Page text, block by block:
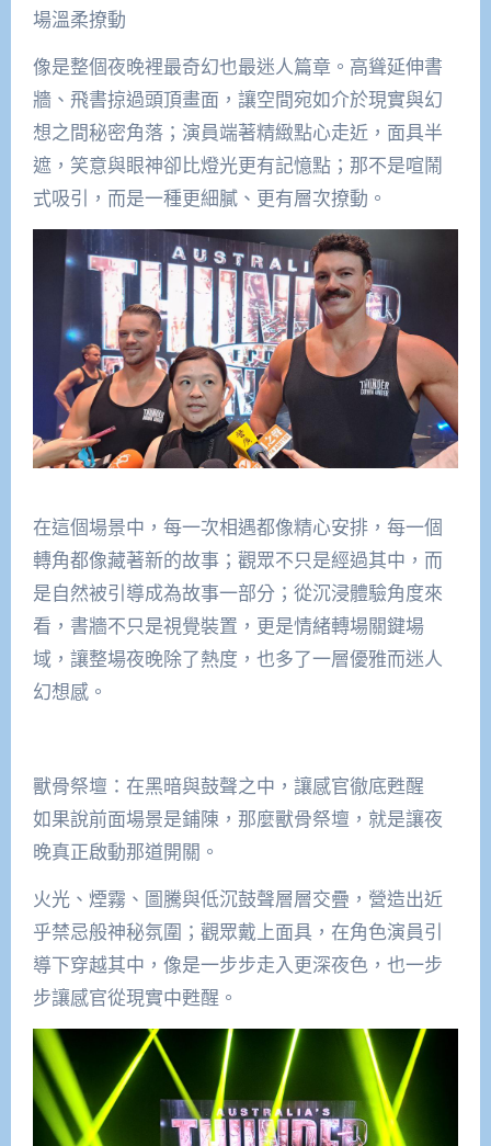
場溫柔撩動
像是整個夜晚裡最奇幻也最迷人篇章。高聳延伸書
牆、飛書掠過頭頂畫面，讓空間宛如介於現實與幻
想之間秘密角落；演員端著精緻點心走近，面具半
遮，笑意與眼神卻比燈光更有記憶點；那不是喧鬧
式吸引，而是一種更細膩、更有層次撩動。
在這個場景中，每一次相遇都像精心安排，每一個
轉角都像藏著新的故事；觀眾不只是經過其中，而
是自然被引導成為故事一部分；從沉浸體驗角度來
看，書牆不只是視覺裝置，更是情緒轉場關鍵場
域，讓整場夜晚除了熱度，也多了一層優雅而迷人
幻想感。
獸骨祭壇：在黑暗與鼓聲之中，讓感官徹底甦醒
如果說前面場景是鋪陳，那麼獸骨祭壇，就是讓夜
晚真正啟動那道開關。
火光、煙霧、圖騰與低沉鼓聲層層交疊，營造出近
乎禁忌般神秘氛圍；觀眾戴上面具，在角色演員引
導下穿越其中，像是一步步走入更深夜色，也一步
步讓感官從現實中甦醒。